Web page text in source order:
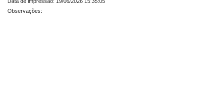
Observações: